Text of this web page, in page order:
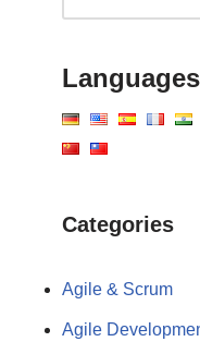
Languages
Categories
Agile & Scrum
Agile